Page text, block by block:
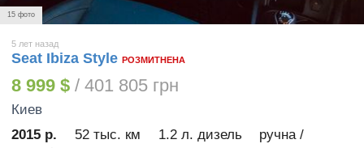
15 фото
5 лет назад
Seat Ibiza Style РОЗМИТНЕНА
8 999 $ / 401 805 грн
Киев
2015 р.
52 тыс. км 1.2 л. дизель
ручна /